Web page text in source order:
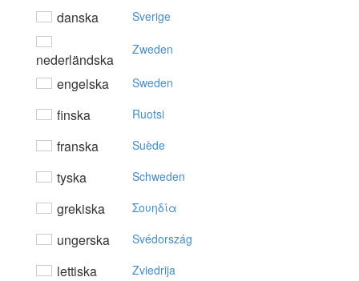
danska Sverige
nederländska
Zweden
engelska Sweden
finska Ruotsi
franska Suède
tyska Schweden
grekiska Σoυηδία
ungerska Svédország
lettiska Zviedrija